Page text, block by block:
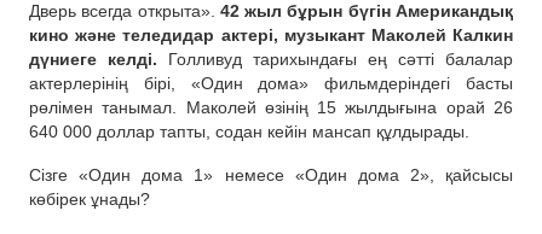
Дверь всегда открыта». 42 жыл бұрын бүгін Американдық
кино және теледидар актері, музыкант Маколей Калкин
дүниеге келді. Голливуд тарихындағы ең сәтті балалар
актерлерінің бірі, «Один дома» фильмдеріндегі басты
рөлімен танымал. Маколей өзінің 15 жылдығына орай 26
640 000 доллар тапты, содан кейін мансап құлдырады.
Сізге «Один дома 1» немесе «Один дома 2», қайсысы
көбірек ұнады?